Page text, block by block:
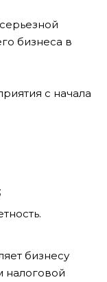
бизнеса в
с начала
бизнесу
налоговой